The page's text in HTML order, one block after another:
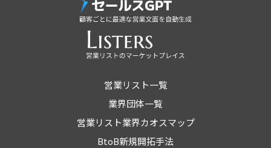
営業リスト一覧
業界団体一覧
営業リスト業界カオスマップ
BtoB新規開拓手法